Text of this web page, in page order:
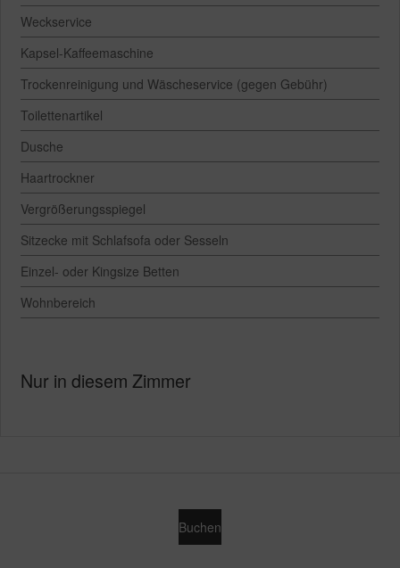
Weckservice
Kapsel-Kaffeemaschine
Trockenreinigung und Wäscheservice (gegen Gebühr)
Toilettenartikel
Dusche
Haartrockner
Vergrößerungsspiegel
Sitzecke mit Schlafsofa oder Sesseln
Einzel- oder Kingsize Betten
Wohnbereich
Nur in diesem Zimmer
Buchen